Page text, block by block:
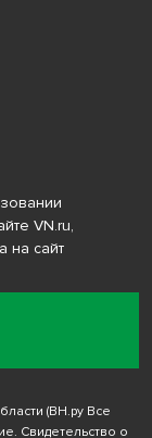
VN.ru,
на сайт
(ВН.ру Все
Свидетельство о